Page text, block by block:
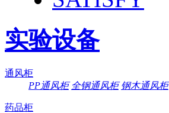
实验设备
通风柜
PP通风柜 全钢通风柜 钢木通风柜
药品柜